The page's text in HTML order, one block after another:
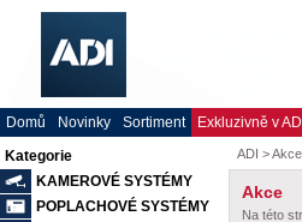
Domů Novinky Sortiment Exkluzivně v ADI
Kategorie
KAMEROVÉ SYSTÉMY
POPLACHOVÉ SYSTÉMY